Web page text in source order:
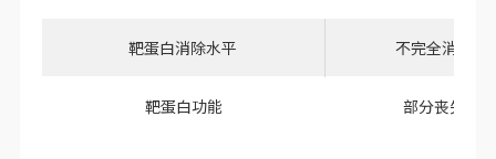
靶蛋白消除水平 不完全消除
靶蛋白功能 部分丧失